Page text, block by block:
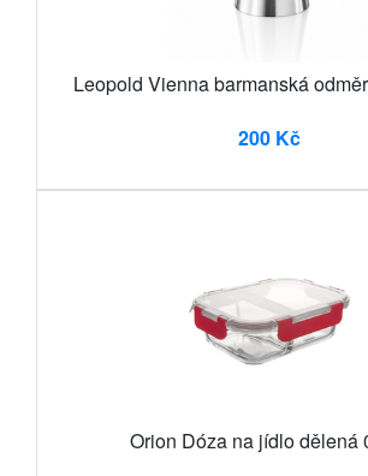
Leopold Vienna barmanská
200 Kč
Orion Dóza na jídlo dělená